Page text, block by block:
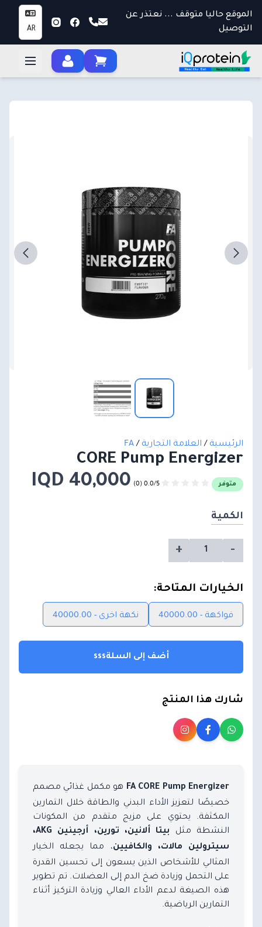
الموقع حاليا متوقف ... نعتذر عن
التوصيل
AR
الرئيسية/العلامة التجارية/
FA
CORE Pump Energizer
متوفر 40,000 IQD
الكمية
-
+
الخيارات المتاحة:
فواكهة - 40000.00 نكهة اخرى - 40000.00
أضف إلى السلةsss
شارك هذا المنتج
FA CORE Pump Energizer هو مكمل غذائي مصمم
خصيصًا لتعزيز الأداء البدني والطاقة خلال التمارين
المكثفة. يحتوي على مزيج متقدم من المكونات
النشطة مثل
بيتا ألانين، تورين، أرجينين AKG،
سيترولين مالات، والكافيين، مما يجعله الخيار
المثالي للأشخاص الذين يسعون إلى تحسين القدرة
على التحمل وزيادة ضخ الدم إلى العضلات. تم تطوير
هذه الصيغة لدعم الأداء العالي وزيادة التركيز أثناء
التمارين الرياضية.